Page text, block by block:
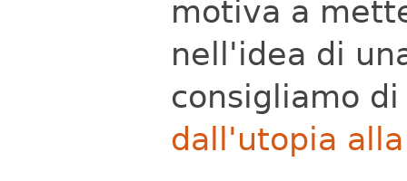
motiva a
nell'idea di
consigliamo
dall'utopia